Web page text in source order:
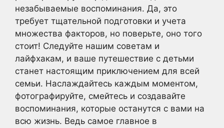
незабываемые воспоминания. Да, это
требует тщательной подготовки и учета
множества факторов, но поверьте, оно того
стоит! Следуйте нашим советам и
лайфхакам, и ваше путешествие с детьми
станет настоящим приключением для всей
семьи. Наслаждайтесь каждым моментом,
фотографируйте, смейтесь и создавайте
воспоминания, которые останутся с вами на
всю жизнь. Ведь самое главное в